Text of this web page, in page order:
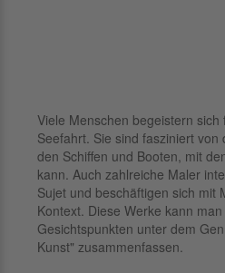
Viele Menschen begeistern
Seefahrt. Sie sind fasziniert von
den Schiffen und Booten, mit
kann. Auch zahlreiche Maler
Sujet und beschäftigen sich mit
Kontext. Diese Werke kann
Gesichtspunkten unter dem
Kunst" zusammenfassen.